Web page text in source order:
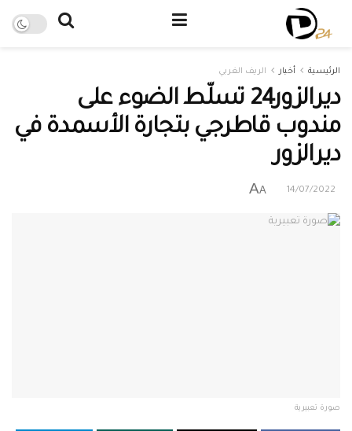
الرئيسية أخبار الريف الغربي
ديرالزور24 تسلّط الضوء على
مندوب قاطرجي بتجارة الأسمدة في
ديرالزور
14/07/2022
A
A
صورة تعبيرية